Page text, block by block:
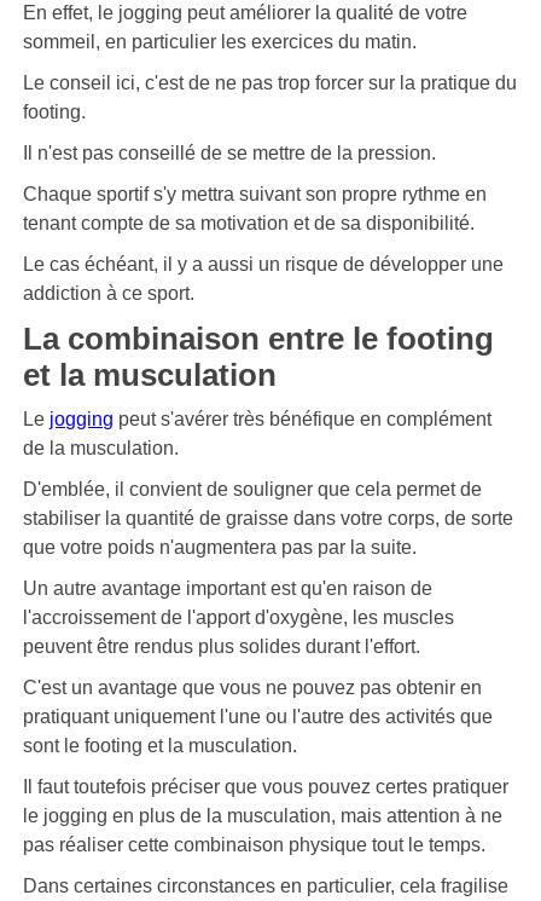
En effet, le jogging peut améliorer la qualité de votre
sommeil, en particulier les exercices du matin.
Le conseil ici, c'est de ne pas trop forcer sur la pratique du
footing.
Il n'est pas conseillé de se mettre de la pression.
Chaque sportif s'y mettra suivant son propre rythme en
tenant compte de sa motivation et de sa disponibilité.
Le cas échéant, il y a aussi un risque de développer une
addiction à ce sport.
La combinaison entre le footing
et la musculation
Le jogging peut s'avérer très bénéfique en complément
de la musculation.
D'emblée, il convient de souligner que cela permet de
stabiliser la quantité de graisse dans votre corps, de sorte
que votre poids n'augmentera pas par la suite.
Un autre avantage important est qu'en raison de
l'accroissement de l'apport d'oxygène, les muscles
peuvent être rendus plus solides durant l'effort.
C'est un avantage que vous ne pouvez pas obtenir en
pratiquant uniquement l'une ou l'autre des activités que
sont le footing et la musculation.
Il faut toutefois préciser que vous pouvez certes pratiquer
le jogging en plus de la musculation, mais attention à ne
pas réaliser cette combinaison physique tout le temps.
Dans certaines circonstances en particulier, cela fragilise